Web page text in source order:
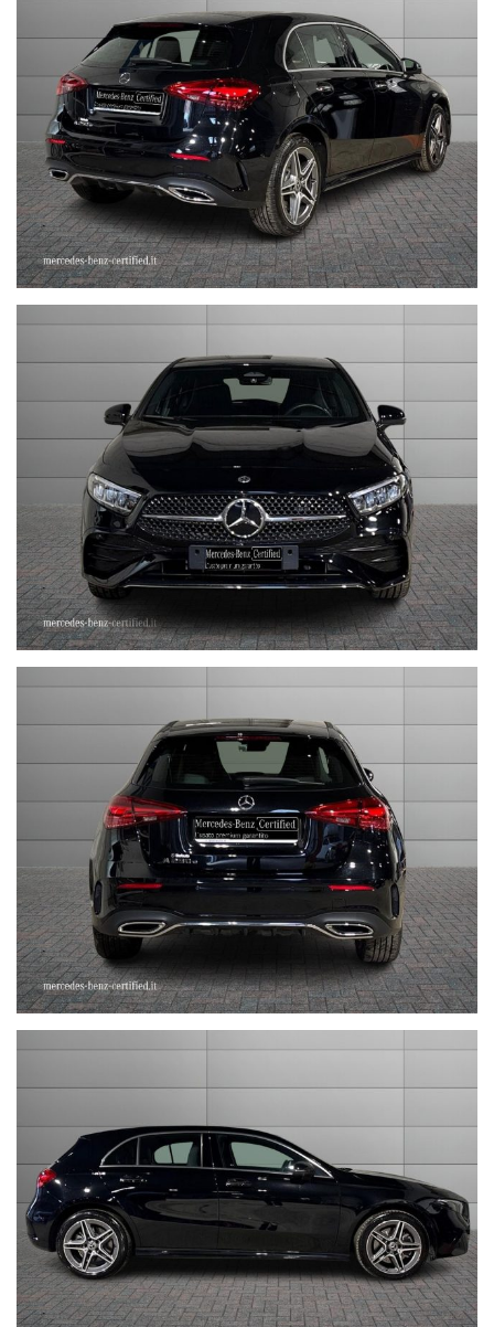
--------------------------------------------------------------------------
Stefauto S.p.a. declina ogni responsabilità per eventuali non
conformità relative ad equipaggiamento, omologazioni anti
inquinamento, accessori, ecc. pubblicate nei diversi portali.
Dette informazioni che non rappresentano in alcun modo un
impegno contrattuale in quanto non ci è possibile intervenire su
eventuali errori di stampa.